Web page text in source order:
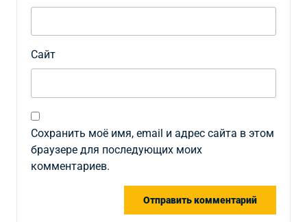
Сайт
Сохранить моё имя, email и адрес сайта в этом
браузере для последующих моих
комментариев.